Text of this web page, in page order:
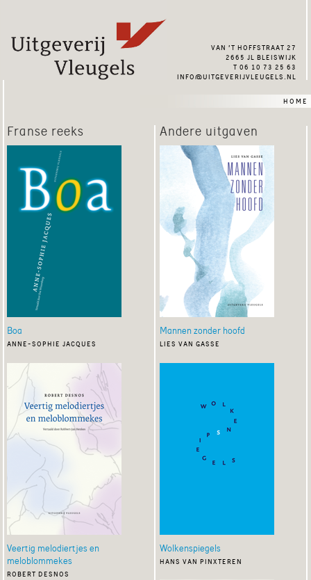
van ’t hoffstraat 27
2665 jl bleiswijk
t 06 10 73 25 63
info@uitgeverijvleugels.nl
home
Franse reeks
Boa
anne-sophie jacques
Veertig melodiertjes en
meloblommekes
robert desnos
Andere uitgaven
Mannen zonder hoofd
lies van gasse
Wolkenspiegels
hans van pinxteren